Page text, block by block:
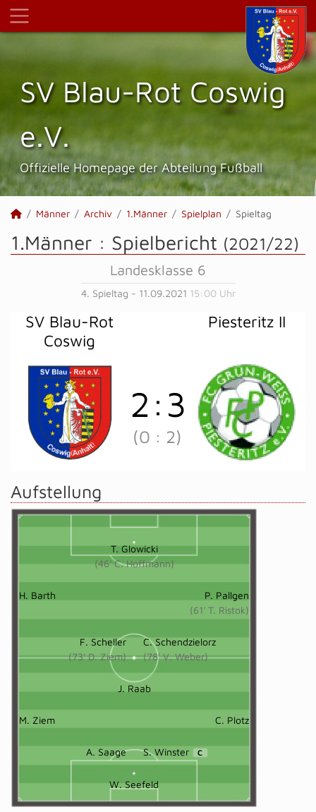
SV Blau-Rot Coswig
e.V.
Offizielle Homepage der Abteilung Fußball
Männer Archiv 1.Männer Spielplan Spieltag
1.Männer : Spielbericht (2021/22)
Landesklasse 6
4. Spieltag - 11.09.2021 15:00 Uhr
SV Blau-Rot
Coswig
Piesteritz II
2 : 3
(0 : 2)
Aufstellung
T. Glowicki
(46' C. Hoffmann)
H. Barth
P. Pallgen
(61' T. Ristok)
F. Scheller
(73' D. Ziem)
C. Schendzielorz
(78' V. Weber)
J. Raab
M. Ziem C. Plotz
A. Saage S. Winster C
W. Seefeld